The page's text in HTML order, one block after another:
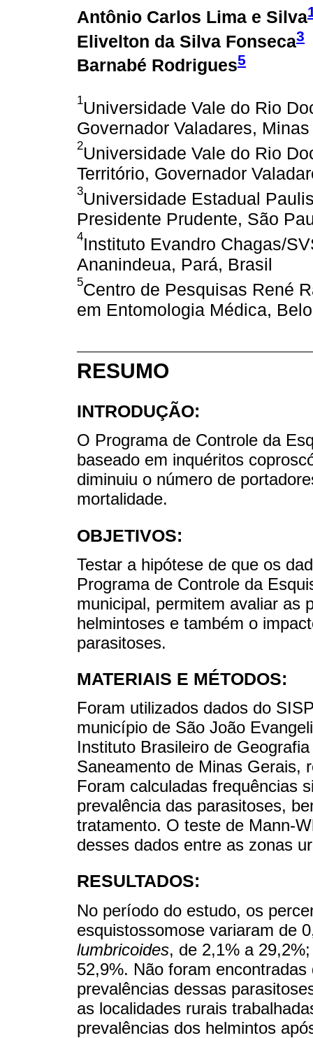
Antônio Carlos Lima e Silva
Elivelton da Silva Fonseca3
Barnabé Rodrigues5
1Universidade Vale do Rio
Governador Valadares,
2Universidade Vale do Rio
Território, Governador
3Universidade Estadual
Presidente Prudente, São
4Instituto Evandro Chagas/
Ananindeua, Pará, Brasil
5Centro de Pesquisas René
em Entomologia Médica,
RESUMO
INTRODUÇÃO:
O Programa de Controle da
baseado em inquéritos
diminuiu o número de
mortalidade.
OBJETIVOS:
Testar a hipótese de que os
Programa de Controle da
municipal, permitem avaliar as
helmintoses e também o
parasitoses.
MATERIAIS E MÉTODOS:
Foram utilizados dados do
município de São João
Instituto Brasileiro de
Saneamento de Minas Gerais,
Foram calculadas frequências
prevalência das parasitoses,
tratamento. O teste de Mann-
desses dados entre as zonas
RESULTADOS:
No período do estudo, os
esquistossomose variaram de
lumbricoides, de 2,1% a
52,9%. Não foram
prevalências dessas
as localidades rurais
prevalências dos helmintos